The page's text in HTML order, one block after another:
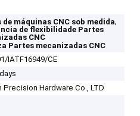
de máquinas CNC sob medida,
de flexibilidade Partes
CNC
Partes mecanizadas CNC
IATF16949/CE
Precision Hardware Co., LTD